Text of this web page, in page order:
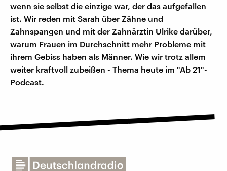
wenn sie selbst die einzige war, der das aufgefallen
ist. Wir reden mit Sarah über Zähne und
Zahnspangen und mit der Zahnärztin Ulrike darüber,
warum Frauen im Durchschnitt mehr Probleme mit
ihrem Gebiss haben als Männer. Wie wir trotz allem
weiter kraftvoll zubeißen - Thema heute im "Ab 21"-
Podcast.